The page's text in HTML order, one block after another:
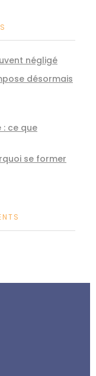
négligé
désormais
ce que
se former